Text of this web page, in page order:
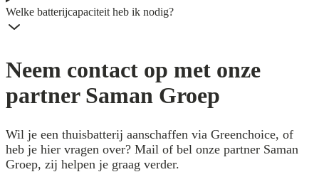
Welke batterijcapaciteit heb ik nodig?
Neem contact op met onze
partner Saman Groep
Wil je een thuisbatterij aanschaffen via Greenchoice, of
heb je hier vragen over? Mail of bel onze partner Saman
Groep, zij helpen je graag verder.